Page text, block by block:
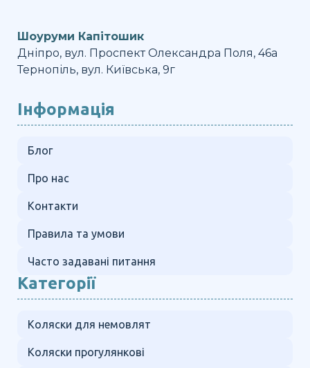
Шоуруми Капітошик
Дніпро, вул. Проспект Олександра Поля, 46а
Тернопіль, вул. Київська, 9г
Інформація
Блог
Про нас
Контакти
Правила та умови
Часто задавані питання
Категорії
Коляски для немовлят
Коляски прогулянкові